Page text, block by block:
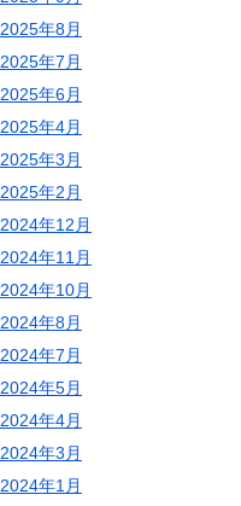
2025年8月
2025年7月
2025年6月
2025年4月
2025年3月
2025年2月
2024年12月
2024年11月
2024年10月
2024年8月
2024年7月
2024年5月
2024年4月
2024年3月
2024年1月